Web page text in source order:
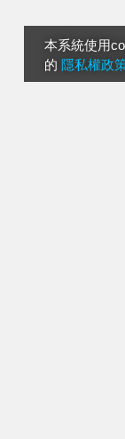
本系統使用
的 隱私權政